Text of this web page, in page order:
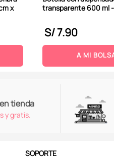
x
transparente 600 ml
S/7.90
A MI
tienda
y gratis.
SOPORTE